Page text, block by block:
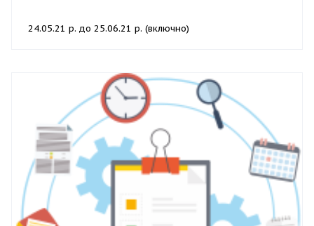
24.05.21 р. до 25.06.21 р. (включно)